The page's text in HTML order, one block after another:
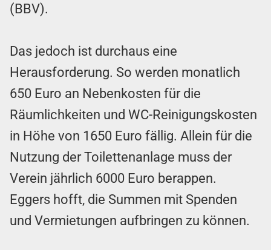
(BBV).
Das jedoch ist durchaus eine
Herausforderung. So werden monatlich
650 Euro an Nebenkosten für die
Räumlichkeiten und WC-Reinigungskosten
in Höhe von 1650 Euro fällig. Allein für die
Nutzung der Toilettenanlage muss der
Verein jährlich 6000 Euro berappen.
Eggers hofft, die Summen mit Spenden
und Vermietungen aufbringen zu können.